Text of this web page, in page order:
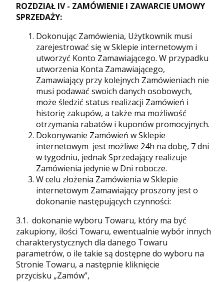
ROZDZIAŁ IV - ZAMÓWIENIE I ZAWARCIE UMOWY
SPRZEDAŻY:
Dokonując Zamówienia, Użytkownik musi
zarejestrować się w Sklepie internetowym i
utworzyć Konto Zamawiającego. W przypadku
utworzenia Konta Zamawiającego,
Zamawiający przy kolejnych Zamówieniach nie
musi podawać swoich danych osobowych,
może śledzić status realizacji Zamówień i
historię zakupów, a także ma możliwość
otrzymania rabatów i kuponów promocyjnych.
Dokonywanie Zamówień w Sklepie
internetowym jest możliwe 24h na dobę, 7 dni
w tygodniu, jednak Sprzedający realizuje
Zamówienia jedynie w Dni robocze.
W celu złożenia Zamówienia w Sklepie
internetowym Zamawiający proszony jest o
dokonanie następujących czynności:
3.1. dokonanie wyboru Towaru, który ma być
zakupiony, ilości Towaru, ewentualnie wybór innych
charakterystycznych dla danego Towaru
parametrów, o ile takie są dostępne do wyboru na
Stronie Towaru, a następnie kliknięcie
przycisku „Zamów”,